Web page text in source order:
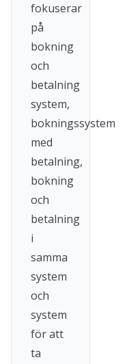
fokuserar
på
bokning
och
betalning
system,
bokningssystem
med
betalning,
bokning
och
betalning
i
samma
system
och
system
för att
ta